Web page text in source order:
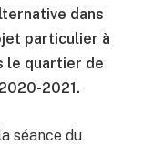
dans
particulier à
le quartier de
2021.
séance du